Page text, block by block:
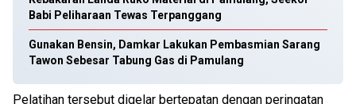
Babi Peliharaan Tewas Terpanggang
Gunakan Bensin, Damkar Lakukan Pembasmian Sarang
Tawon Sebesar Tabung Gas di Pamulang
Pelatihan tersebut digelar bertepatan dengan peringatan